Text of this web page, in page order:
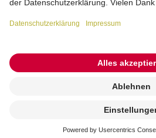
beauftragen
© 2026 ROSENGARTEN-Tierbestattung